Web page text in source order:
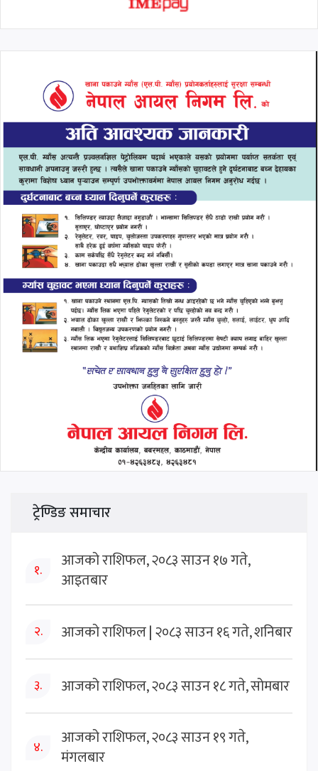
ट्रेण्डिङ समाचार
१.
आजको राशिफल, २०८३ साउन १७ गते,
आइतबार
२. आजको राशिफल | २०८३ साउन १६ गते, शनिबार
३. आजको राशिफल, २०८३ साउन १८ गते, सोमबार
४.
आजको राशिफल, २०८३ साउन १९ गते,
मंगलबार